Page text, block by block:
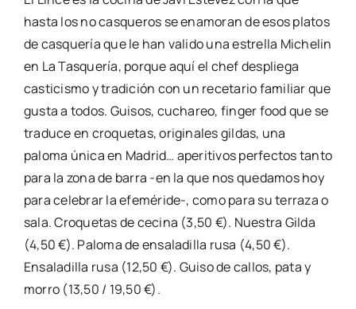
hasta los no casqueros se enamoran de esos platos
de casquería que le han valido una estrella Michelin
en La Tasquería, porque aquí el chef despliega
casticismo y tradición con un recetario familiar que
gusta a todos. Guisos, cuchareo, finger food que se
traduce en croquetas, originales gildas, una
paloma única en Madrid… aperitivos perfectos tanto
para la zona de barra -en la que nos quedamos hoy
para celebrar la efeméride-, como para su terraza o
sala. Croquetas de cecina (3,50 €). Nuestra Gilda
(4,50 €). Paloma de ensaladilla rusa (4,50 €).
Ensaladilla rusa (12,50 €). Guiso de callos, pata y
morro (13,50 / 19,50 €).